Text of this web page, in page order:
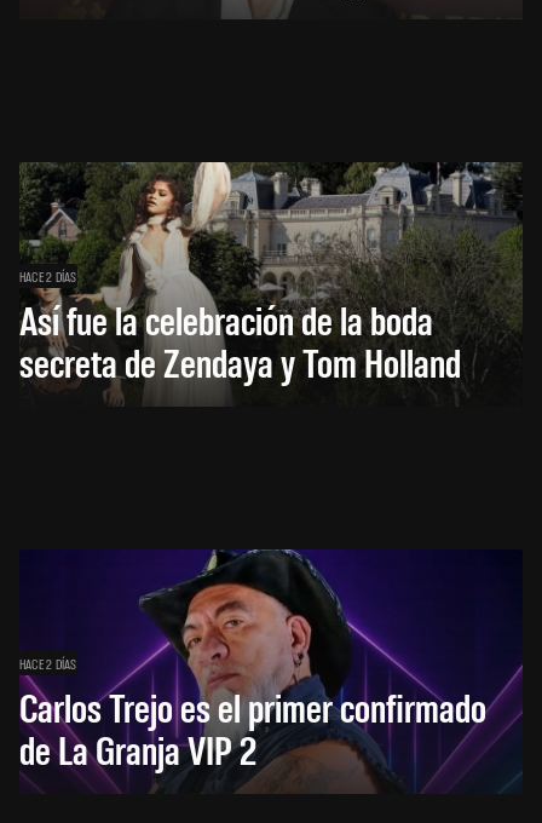
HACE 2 DÍAS
Así fue la celebración de la boda
secreta de Zendaya y Tom Holland
HACE 2 DÍAS
Carlos Trejo es el primer confirmado
de La Granja VIP 2